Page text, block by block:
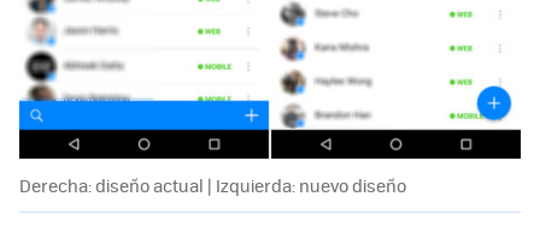
Derecha: diseño actual | Izquierda: nuevo diseño